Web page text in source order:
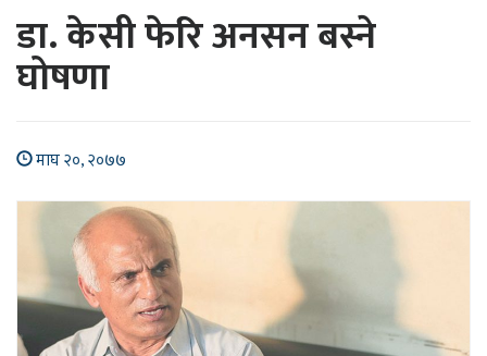
डा. केसी फेरि अनसन बस्ने
घोषणा
माघ २०, २०७७